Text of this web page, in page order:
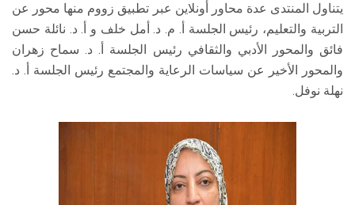
يتناول المنتدى عدة محاور أونلاين عبر تطبيق زووم منها محور عن
التربية والتعليم، رئيس الجلسة أ. م. د. أمل خلف و أ. د. نائلة حسن
فائق والمحور الأدبي والثقافي رئيس الجلسة أ. د. سماح زهران
والمحور الأخير عن سياسات الرعاية والمجتمع رئيس الجلسة أ. د.
نهلة نوفل.